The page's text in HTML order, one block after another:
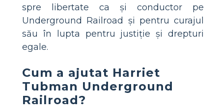
spre libertate ca și conductor pe
Underground Railroad și pentru curajul
său în lupta pentru justiție și drepturi
egale.
Cum a ajutat Harriet
Tubman Underground
Railroad?